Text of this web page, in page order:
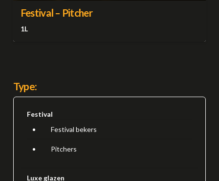
Festival – Pitcher
1L
Type:
Festival
Festival bekers
Pitchers
Luxe glazen